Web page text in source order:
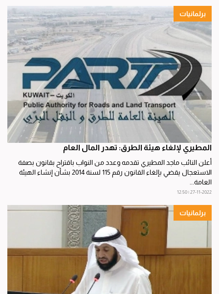
برلمانيات
المطيري لإلغاء هيئة الطرق: تهدر المال العام
أعلن النائب ماجد المطيري تقدمه وعدد من النواب باقتراح بقانون بصفة
الاستعجال يقضي بإلغاء القانون رقم 115 لسنة 2014 بشأن إنشاء الهيئة
العامة...
27-11-2022 | 12:50
برلمانيات